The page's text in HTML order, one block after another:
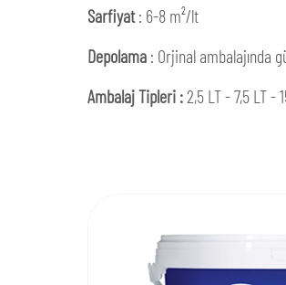
Sarfiyat: 6-8 m²/lt
Depolama : Orjinal ambalajında
Ambalaj Tipleri :2,5 LT - 7,5 LT -